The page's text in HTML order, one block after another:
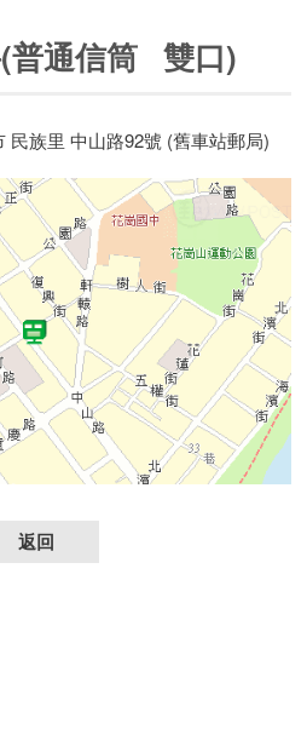
普通信筒 雙口)
民族里 中山路92號 (舊車站郵局)